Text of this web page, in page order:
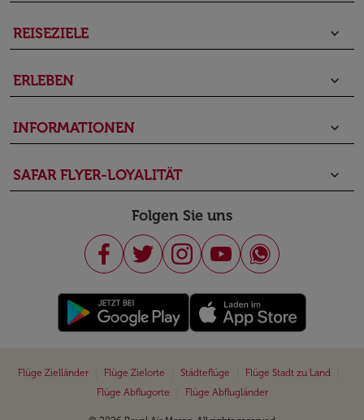
REISEZIELE keyboard_arrow_down
ERLEBEN keyboard_arrow_down
INFORMATIONEN keyboard_arrow_down
SAFAR FLYER-LOYALITÄT keyboard_arrow_down
Folgen Sie uns
Flüge Zielländer Flüge Zielorte Städteflüge Flüge Stadt zu Land
Flüge Abflugorte
Flüge Abflugländer